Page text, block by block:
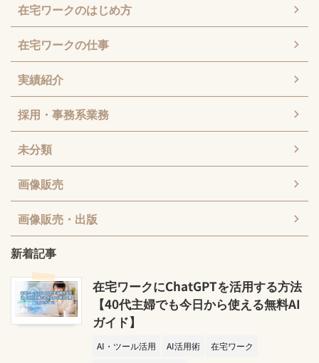
在宅ワークのはじめ方
在宅ワークの仕事
実績紹介
採用・事務系業務
未分類
画像販売
画像販売・出版
新着記事
在宅ワークにChatGPTを活用する方法
【40代主婦でも今日から使える無料AI
ガイド】
AI・ツール活用 AI活用術
在宅ワーク